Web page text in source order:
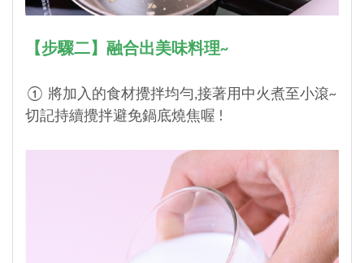
【步驟二】融合出美味料理~
① 將加入的食材攪拌均勻,接著用中火煮至小滾~
切記持續攪拌避免鍋底燒焦喔 !